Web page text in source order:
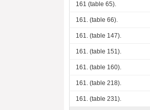
161 (table 65).
161. (table 66).
161. (table 147).
161. (table 151).
161. (table 160).
161. (table 218).
161. (table 231).